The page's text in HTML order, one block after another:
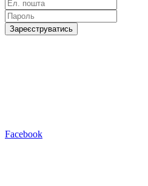
Зареєструватись
Facebook